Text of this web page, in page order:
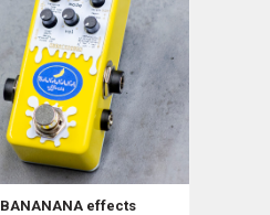
BANANANA effects